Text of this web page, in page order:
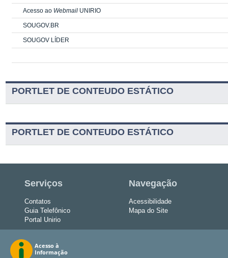
Acesso ao Webmail UNIRIO
SOUGOV.BR
SOUGOV LÍDER
PORTLET DE CONTEUDO ESTÁTICO
PORTLET DE CONTEUDO ESTÁTICO
Serviços
Contatos
Guia Telefônico
Portal Unirio
Navegação
Acessibilidade
Mapa do Site